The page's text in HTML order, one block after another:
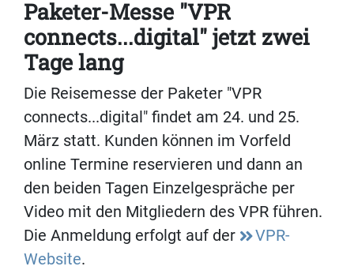
Paketer-Messe "VPR
connects...digital" jetzt zwei
Tage lang
Die Reisemesse der Paketer "VPR
connects...digital" findet am 24. und 25.
März statt. Kunden können im Vorfeld
online Termine reservieren und dann an
den beiden Tagen Einzelgespräche per
Video mit den Mitgliedern des VPR führen.
Die Anmeldung erfolgt auf der
VPR-
Website.